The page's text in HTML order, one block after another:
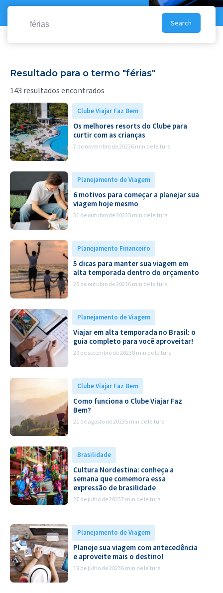
Resultado para o termo "férias"
143 resultados encontrados
Clube Viajar Faz Bem
Os melhores resorts do Clube para
curtir com as crianças
7 de novembro de 20236 min de leitura
Planejamento de Viagem
6 motivos para começar a planejar sua
viagem hoje mesmo
31 de outubro de 20235 min de leitura
Planejamento Financeiro
5 dicas para manter sua viagem em
alta temporada dentro do orçamento
25 de outubro de 20236 min de leitura
Planejamento de Viagem
Viajar em alta temporada no Brasil: o
guia completo para você aproveitar!
29 de setembro de 20238 min de leitura
Clube Viajar Faz Bem
Como funciona o Clube Viajar Faz
Bem?
21 de agosto de 20235 min de leitura
Brasilidade
Cultura Nordestina: conheça a
semana que comemora essa
expressão de brasilidade
27 de julho de 20237 min de leitura
Planejamento de Viagem
Planeje sua viagem com antecedência
e aproveite mais o destino!
19 de julho de 20236 min de leitura